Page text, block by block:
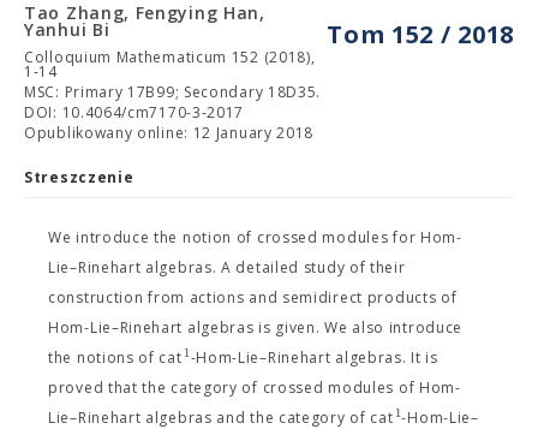
Tom 152 / 2018
Tao Zhang, Fengying Han,
Yanhui Bi
Colloquium Mathematicum 152 (2018),
1-14
MSC: Primary 17B99; Secondary 18D35.
DOI: 10.4064/cm7170-3-2017
Opublikowany online: 12 January 2018
Streszczenie
We introduce the notion of crossed modules for Hom-
Lie–Rinehart algebras. A detailed study of their
construction from actions and semidirect products of
Hom-Lie–Rinehart algebras is given. We also introduce
the notions of cat1-Hom-Lie–Rinehart algebras. It is
proved that the category of crossed modules of Hom-
Lie–Rinehart algebras and the category of cat1-Hom-Lie–